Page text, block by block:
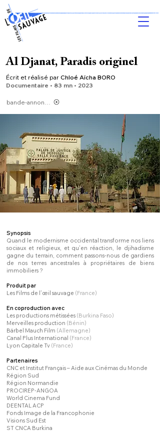
Al Djanat, Paradis originel
Écrit et réalisé par Chloé Aïcha BORO
Documentaire • 83 mn • 2023
Synopsis
Quand le modernisme occidental transforme nos liens
sociaux et religieux, et qu’en réaction, le djihadisme
gagne du terrain, comment passons-nous de gardiens
de nos terres ancestrales à propriétaires de biens
immobiliers ?
Produit par
Les Films de l’œil sauvage (France)
En coproduction avec
Les productions métissées (Burkina Faso)
Merveilles production (Bénin)
Bärbel Mauch Film (Allemagne)
Canal Plus International (France)
Lyon Capitale Tv (France)
Partenaires
CNC et Institut Français – Aide aux Cinémas du Monde
Région Sud
Région Normandie
PROCIREP-ANGOA
World Cinema Fund
DEENTAL ACP
Fonds Image de la Francophonie
Visions Sud Est
ST CNCA Burkina